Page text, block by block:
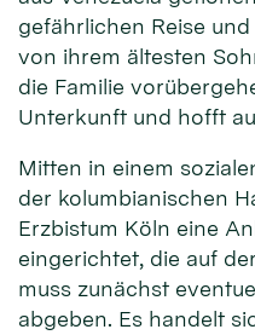
gefährlichen Reise
von ihrem ältesten
die Familie
Unterkunft und hofft
Mitten in einem
der kolumbianischen
Erzbistum Köln eine
eingerichtet, die auf
muss zunächst
abgeben. Es handelt